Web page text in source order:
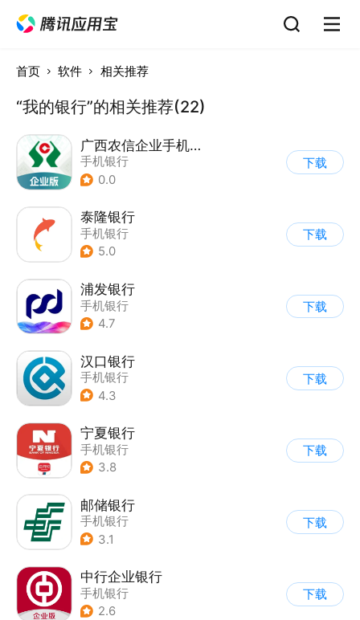
首页 软件 相关推荐
“我的银行”的相关推荐(22)
广西农信企业手机银行
手机银行
0.0
下载
泰隆银行
手机银行
5.0
下载
浦发银行
手机银行
4.7
下载
汉口银行
手机银行
4.3
下载
宁夏银行
手机银行
3.8
下载
邮储银行
手机银行
3.1
下载
中行企业银行
手机银行
2.6
下载